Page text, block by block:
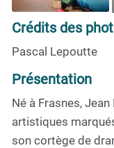
Crédits des
Pascal Lepoutte
Présentation
Né à Frasnes,
artistiques
son cortège de